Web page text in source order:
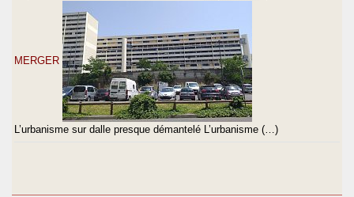
MERGER
L’urbanisme sur dalle presque démantelé L’urbanisme (…)